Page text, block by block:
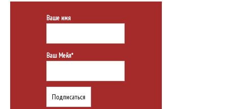
Ваше имя
Ваш Мейл*